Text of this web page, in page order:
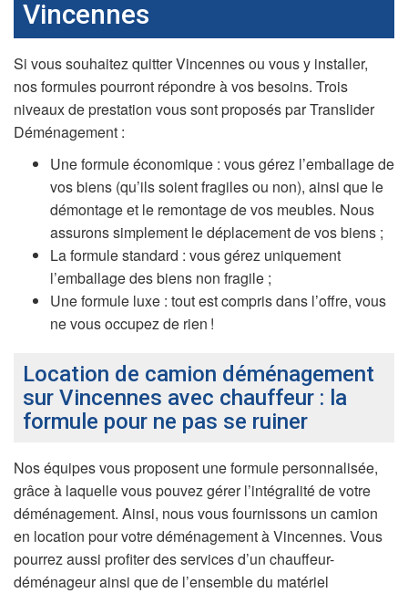
Vincennes
Si vous souhaitez quitter Vincennes ou vous y installer,
nos formules pourront répondre à vos besoins. Trois
niveaux de prestation vous sont proposés par Translider
Déménagement :
Une formule économique : vous gérez l’emballage de
vos biens (qu’ils soient fragiles ou non), ainsi que le
démontage et le remontage de vos meubles. Nous
assurons simplement le déplacement de vos biens ;
La formule standard : vous gérez uniquement
l’emballage des biens non fragile ;
Une formule luxe : tout est compris dans l’offre, vous
ne vous occupez de rien !
Location de camion déménagement
sur Vincennes avec chauffeur : la
formule pour ne pas se ruiner
Nos équipes vous proposent une formule personnalisée,
grâce à laquelle vous pouvez gérer l’intégralité de votre
déménagement. Ainsi, nous vous fournissons un camion
en location pour votre déménagement à Vincennes. Vous
pourrez aussi profiter des services d’un chauffeur-
déménageur ainsi que de l’ensemble du matériel